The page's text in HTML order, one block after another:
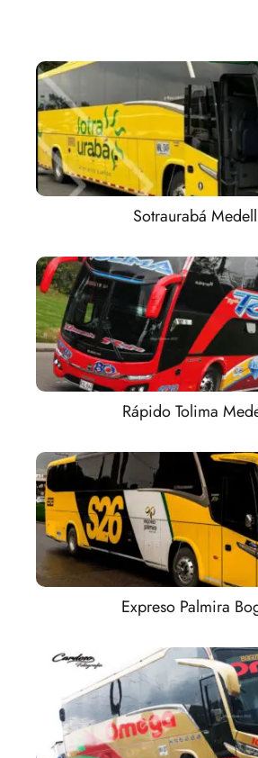
Sotraurabá
Rápido Tolima
Expreso Palmira